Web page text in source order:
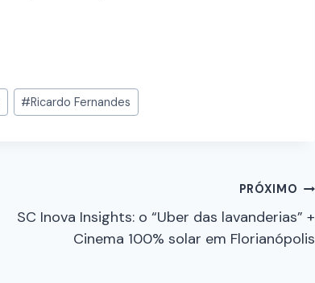
#Ricardo Fernandes
PRÓXIMO
SC Inova Insights: o “Uber das lavanderias” +
Cinema 100% solar em Florianópolis